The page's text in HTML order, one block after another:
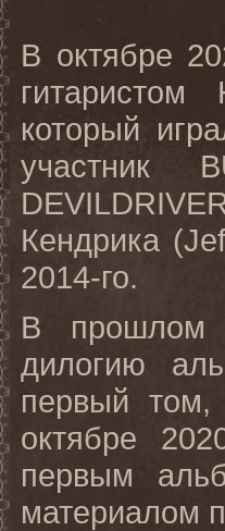
В октябре
который
участник
Кендрика (
2014-го.
В прошлом
дилогию
первый
октябре
первым
материалом